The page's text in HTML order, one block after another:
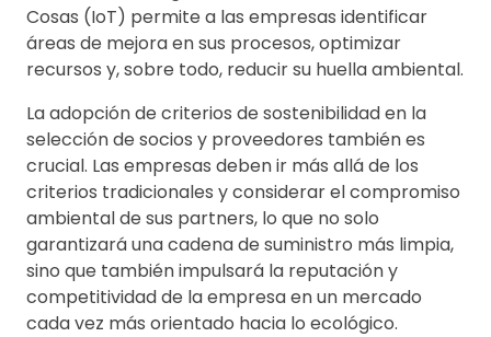
Cosas (IoT) permite a las empresas identificar
áreas de mejora en sus procesos, optimizar
recursos y, sobre todo, reducir su huella ambiental.
La adopción de criterios de sostenibilidad en la
selección de socios y proveedores también es
crucial. Las empresas deben ir más allá de los
criterios tradicionales y considerar el compromiso
ambiental de sus partners, lo que no solo
garantizará una cadena de suministro más limpia,
sino que también impulsará la reputación y
competitividad de la empresa en un mercado
cada vez más orientado hacia lo ecológico.